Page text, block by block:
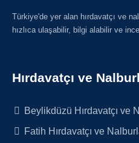
Türkiye'de yer alan hırdavatçı ve
hızlıca ulaşabilir, bilgi alabilir ve
Hırdavatçı ve
Beylikdüzü Hırdavatçı ve
Fatih Hırdavatçı ve